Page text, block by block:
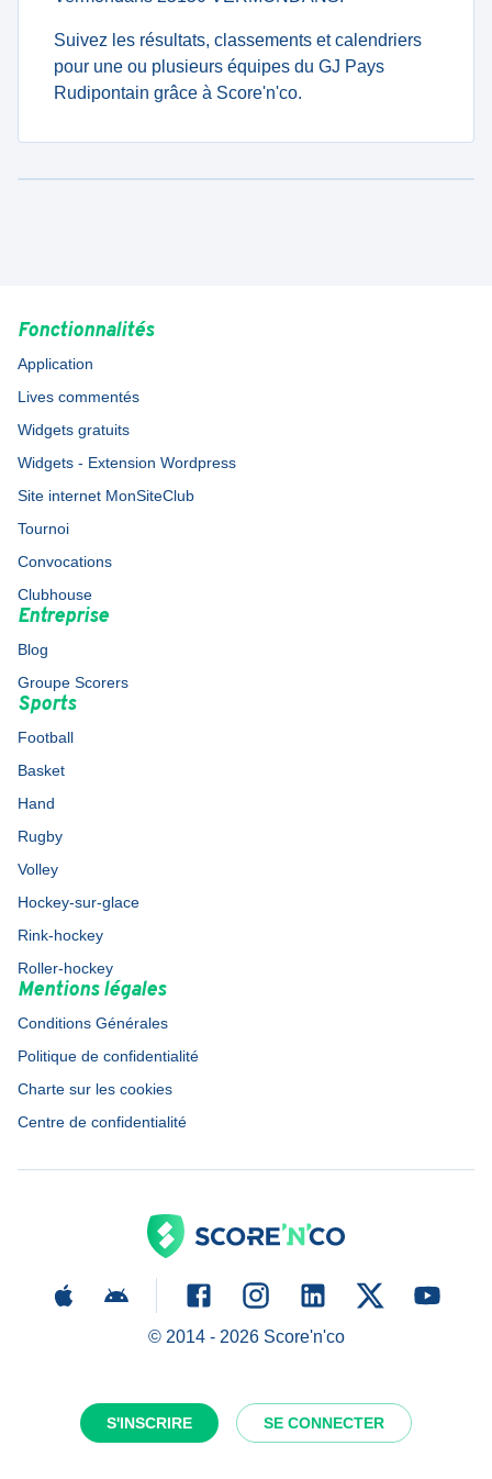
S'INSCRIRE SE CONNECTER
Suivez les résultats, classements et calendriers
pour une ou plusieurs équipes du GJ Pays
Rudipontain grâce à Score'n'co.
Fonctionnalités
Application
Lives commentés
Widgets gratuits
Widgets - Extension Wordpress
Site internet MonSiteClub
Tournoi
Convocations
Clubhouse
Entreprise
Blog
Groupe Scorers
Sports
Football
Basket
Hand
Rugby
Volley
Hockey-sur-glace
Rink-hockey
Roller-hockey
Mentions légales
Conditions Générales
Politique de confidentialité
Charte sur les cookies
Centre de confidentialité
© 2014 - 2026Score'n'co